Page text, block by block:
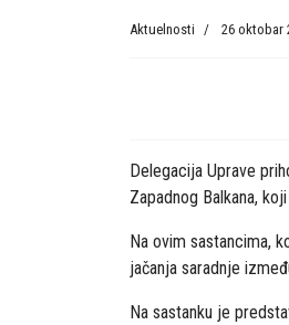
Aktuelnosti 26 oktobar
Delegacija Uprave
Zapadnog Balkana,
Na ovim sastancima,
jačanja saradnje
Na sastanku je